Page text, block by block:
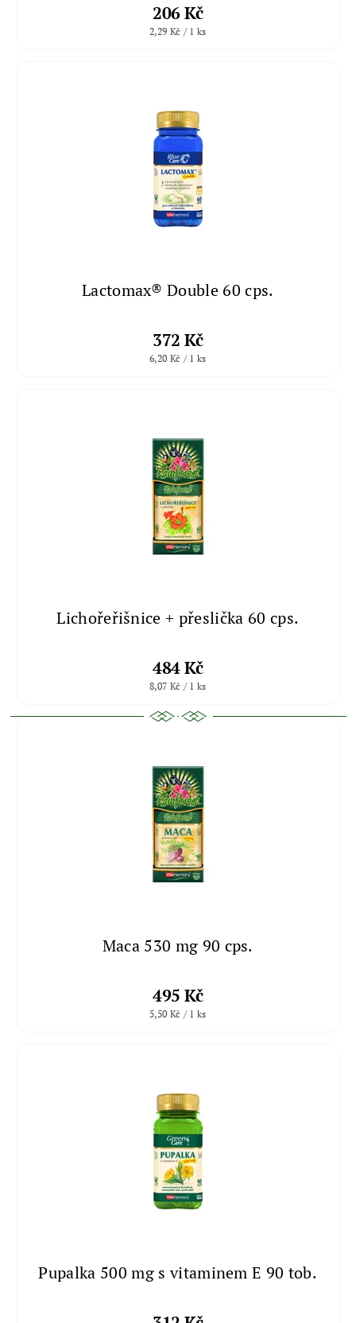
206 Kč
2,29 Kč / 1 ks
Lactomax® Double 60 cps.
372 Kč
6,20 Kč / 1 ks
Lichořeřišnice + přeslička 60 cps.
484 Kč
8,07 Kč / 1 ks
Maca 530 mg 90 cps.
495 Kč
5,50 Kč / 1 ks
Pupalka 500 mg s vitaminem E 90 tob.